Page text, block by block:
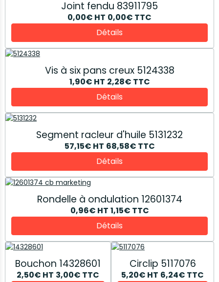
Joint fendu 83911795
0,00€ HT 0,00€ TTC
Détails
Vis à six pans creux 5124338
1,90€ HT 2,28€ TTC
Détails
Segment racleur d'huile 5131232
57,15€ HT 68,58€ TTC
Détails
Rondelle à ondulation 12601374
0,96€ HT 1,15€ TTC
Détails
Bouchon 14328601
2,50€ HT 3,00€ TTC
Circlip 5117076
5,20€ HT 6,24€ TTC